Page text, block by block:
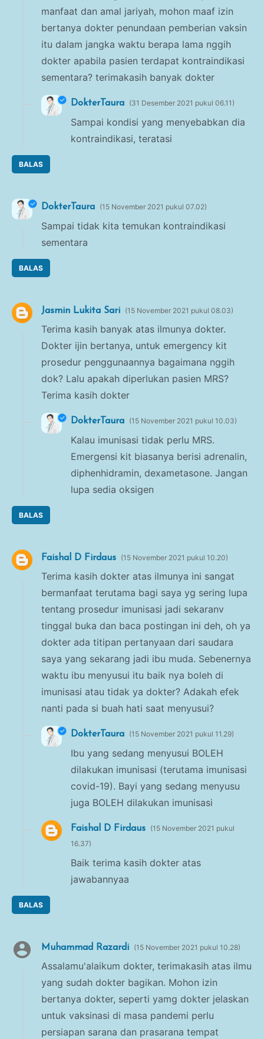
manfaat dan amal jariyah, mohon maaf izin
bertanya dokter penundaan pemberian vaksin
itu dalam jangka waktu berapa lama nggih
dokter apabila pasien terdapat kontraindikasi
sementara? terimakasih banyak dokter
BALAS
DokterTaura 31 Desember 2021 pukul 06.11
Sampai kondisi yang menyebabkan dia
kontraindikasi, teratasi
DokterTaura 15 November 2021 pukul 07.02
Sampai tidak kita temukan kontraindikasi
sementara
BALAS
Jasmin Lukita Sari 15 November 2021 pukul 08.03
Terima kasih banyak atas ilmunya dokter.
Dokter ijin bertanya, untuk emergency kit
prosedur penggunaannya bagaimana nggih
dok? Lalu apakah diperlukan pasien MRS?
Terima kasih dokter
BALAS
DokterTaura 15 November 2021 pukul 10.03
Kalau imunisasi tidak perlu MRS.
Emergensi kit biasanya berisi adrenalin,
diphenhidramin, dexametasone. Jangan
lupa sedia oksigen
Faishal D Firdaus 15 November 2021 pukul 10.20
Terima kasih dokter atas ilmunya ini sangat
bermanfaat terutama bagi saya yg sering lupa
tentang prosedur imunisasi jadi sekaranv
tinggal buka dan baca postingan ini deh, oh ya
dokter ada titipan pertanyaan dari saudara
saya yang sekarang jadi ibu muda. Sebenernya
waktu ibu menyusui itu baik nya boleh di
imunisasi atau tidak ya dokter? Adakah efek
nanti pada si buah hati saat menyusui?
BALAS
DokterTaura 15 November 2021 pukul 11.29
Ibu yang sedang menyusui BOLEH
dilakukan imunisasi (terutama imunisasi
covid-19). Bayi yang sedang menyusu
juga BOLEH dilakukan imunisasi
Faishal D Firdaus
15 November 2021 pukul
16.37
Baik terima kasih dokter atas
jawabannyaa
Muhammad Razardi 15 November 2021 pukul 10.28
Assalamu'alaikum dokter, terimakasih atas ilmu
yang sudah dokter bagikan. Mohon izin
bertanya dokter, seperti yamg dokter jelaskan
untuk vaksinasi di masa pandemi perlu
persiapan sarana dan prasarana tempat